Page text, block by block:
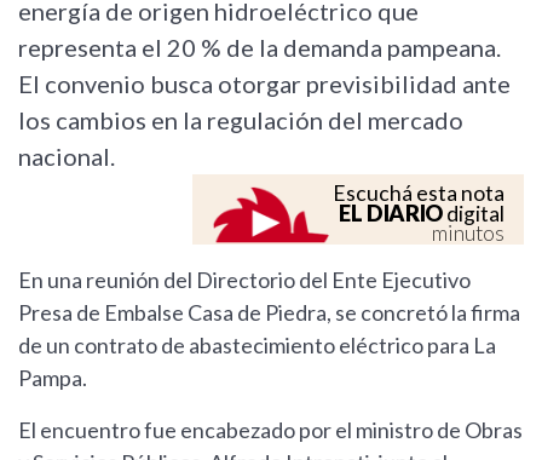
energía de origen hidroeléctrico que
representa el 20 % de la demanda pampeana.
El convenio busca otorgar previsibilidad ante
los cambios en la regulación del mercado
nacional.
Escuchá esta nota
EL DIARIOdigital
minutos
En una reunión del Directorio del Ente Ejecutivo
Presa de Embalse Casa de Piedra, se concretó la firma
de un contrato de abastecimiento eléctrico para La
Pampa.
El encuentro fue encabezado por el ministro de Obras